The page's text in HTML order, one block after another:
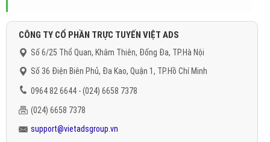
CÔNG TY CỔ PHẦN TRỰC TUYẾN VIỆT ADS
Số 6/25 Thổ Quan, Khâm Thiên, Đống Đa, TP.Hà Nội
Số 36 Điện Biên Phủ, Đa Kao, Quận 1, TP.Hồ Chí Minh
0964 82 6644 - (024) 6658 7378
(024) 6658 7378
support@vietadsgroup.vn